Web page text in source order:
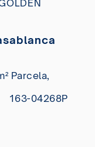
Parcela,
163-04268P